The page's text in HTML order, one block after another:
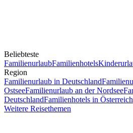
Beliebteste
FamilienurlaubFamilienhotels
Region
Familienurlaub in Deutschland
OstseeFamilienurlaub an der Nordsee
DeutschlandFamilienhotels in Österreich
Weitere Reisethemen